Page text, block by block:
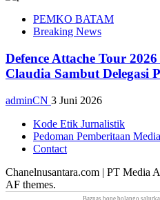
PEMKO BATAM
Breaking News
Defence Attache Tour
Claudia Sambut Delegasi
adminCN 3 Juni 2026
Kode Etik Jurnalistik
Pedoman Pemberitaan
Contact
Chanelnusantara.com | PT Media
AF themes.
Baznas bone bolango